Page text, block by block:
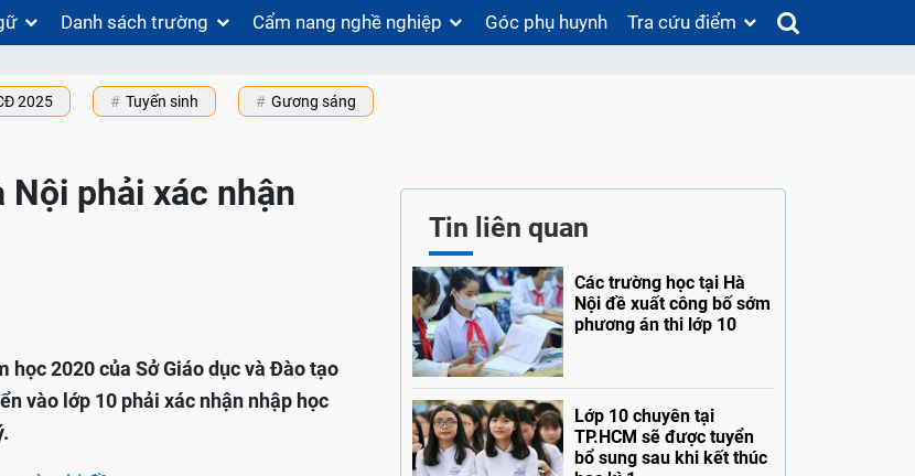
Danh sách trường Cẩm nang nghề nghiệp Góc phụ huynh Tra cứu điểm
2025 Tuyến sinh Gương sáng
phải xác nhận
học 2020 của Sở Giáo dục và Đào tạo
vào lớp 10 phải xác nhận nhập học
Tin liên quan
Các trường học tại Hà
Nội đề xuất công bố sớm
phương án thi lớp 10
Lớp 10 chuyên tại
TP.HCM sẽ được tuyển
bổ sung sau khi kết thúc